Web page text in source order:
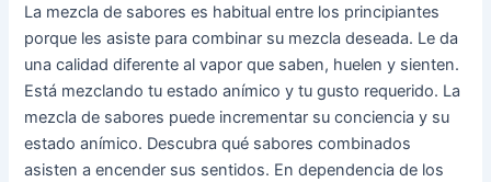
La mezcla de sabores es habitual entre los principiantes
porque les asiste para combinar su mezcla deseada. Le da
una calidad diferente al vapor que saben, huelen y sienten.
Está mezclando tu estado anímico y tu gusto requerido. La
mezcla de sabores puede incrementar su conciencia y su
estado anímico. Descubra qué sabores combinados
asisten a encender sus sentidos. En dependencia de los